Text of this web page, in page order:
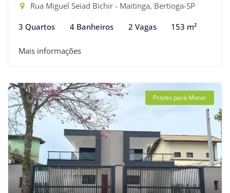
Rua Miguel Seiad Bichir - Maitinga, Bertioga-SP
3 Quartos 4 Banheiros 2 Vagas 153 m²
Mais informações
Pronto para Morar